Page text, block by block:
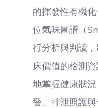
的揮發性有機
位氣味圖譜（
行分析與判讀
床價值的檢測
地掌握健康狀
警、排泄照護